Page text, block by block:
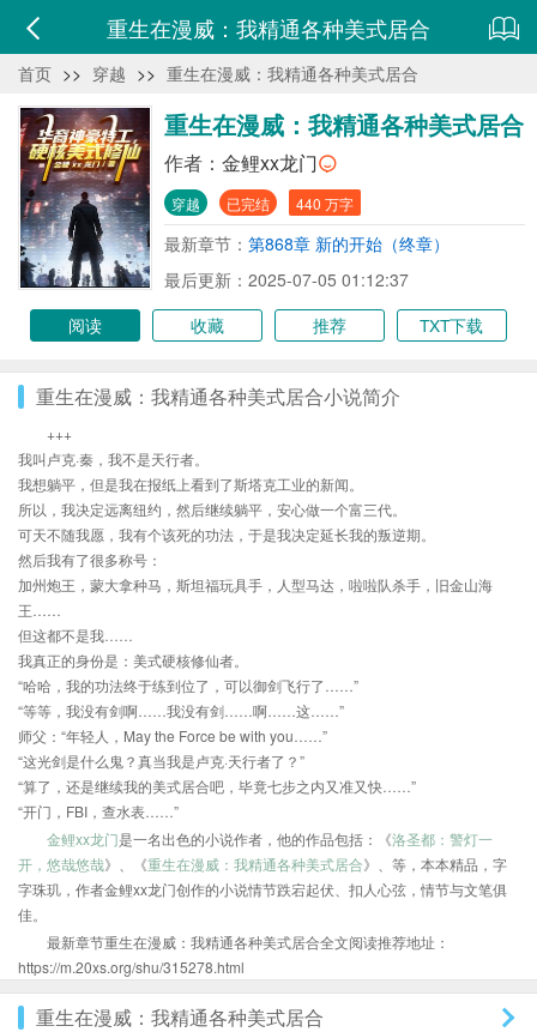
重生在漫威：我精通各种美式居合
首页 >> 穿越 >> 重生在漫威：我精通各种美式居合
重生在漫威：我精通各种美式居合
作者： 金鲤xx龙门
穿越 已完结 440 万字
最新章节： 第868章 新的开始（终章）
最后更新：2025-07-05 01:12:37
阅读
收藏 推荐 TXT下载
重生在漫威：我精通各种美式居合小说简介
+++
我叫卢克·秦，我不是天行者。
我想躺平，但是我在报纸上看到了斯塔克工业的新闻。
所以，我决定远离纽约，然后继续躺平，安心做一个富三代。
可天不随我愿，我有个该死的功法，于是我决定延长我的叛逆期。
然后我有了很多称号：
加州炮王，蒙大拿种马，斯坦福玩具手，人型马达，啦啦队杀手，旧金山海
王……
但这都不是我……
我真正的身份是：美式硬核修仙者。
“哈哈，我的功法终于练到位了，可以御剑飞行了……”
“等等，我没有剑啊……我没有剑……啊……这……”
师父：“年轻人，May the Force be with you……”
“这光剑是什么鬼？真当我是卢克·天行者了？”
“算了，还是继续我的美式居合吧，毕竟七步之内又准又快……”
“开门，FBI，查水表……”
金鲤xx龙门是一名出色的小说作者，他的作品包括：《洛圣都：警灯一
开，悠哉悠哉》、《重生在漫威：我精通各种美式居合》、等，本本精品，字
字珠玑，作者金鲤xx龙门创作的小说情节跌宕起伏、扣人心弦，情节与文笔俱
佳。
最新章节重生在漫威：我精通各种美式居合全文阅读推荐地址：
https://m.20xs.org/shu/315278.html
重生在漫威：我精通各种美式居合